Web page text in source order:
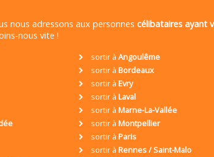
nous adressons aux personnes célibataires ayant
nous vite !
sortir à Angoulême
sortir à Bordeaux
sortir à Evry
sortir à Laval
sortir à Marne-La-Vallée
sortir à Montpellier
sortir à Paris
sortir à Rennes / Saint-Malo